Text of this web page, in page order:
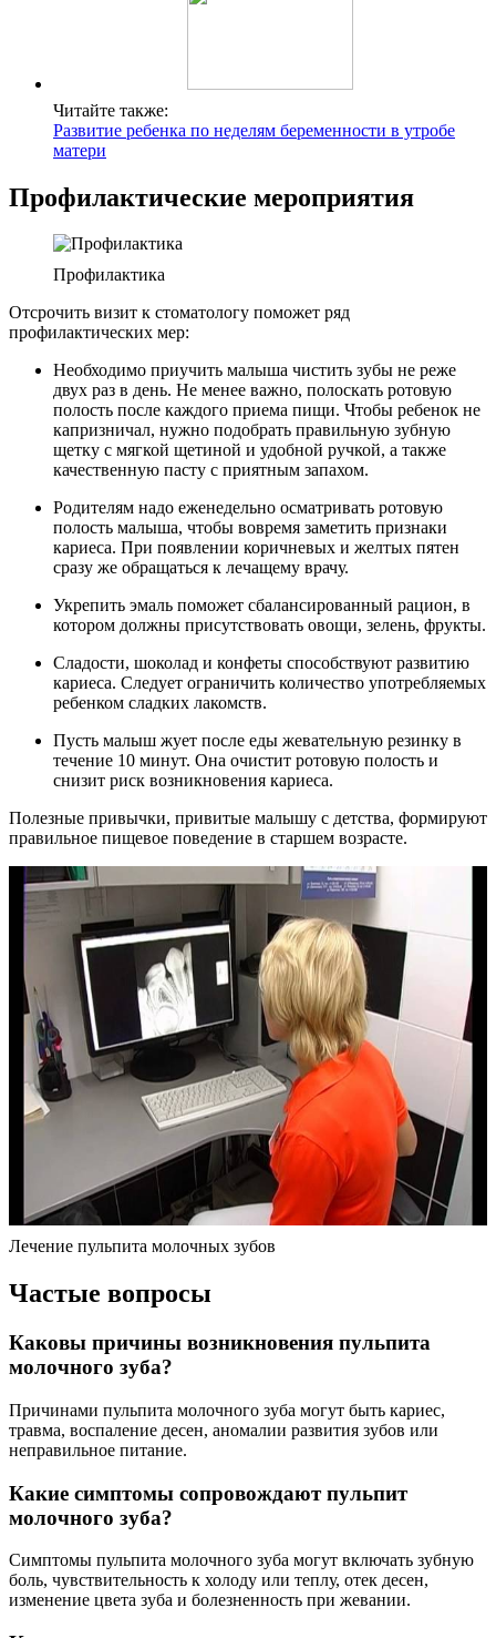
Читайте также:
Развитие ребенка по неделям беременности в утробе
матери
Профилактические мероприятия
Профилактика
Отсрочить визит к стоматологу поможет ряд
профилактических мер:
Необходимо приучить малыша чистить зубы не реже
двух раз в день. Не менее важно, полоскать ротовую
полость после каждого приема пищи. Чтобы ребенок не
капризничал, нужно подобрать правильную зубную
щетку с мягкой щетиной и удобной ручкой, а также
качественную пасту с приятным запахом.
Родителям надо еженедельно осматривать ротовую
полость малыша, чтобы вовремя заметить признаки
кариеса. При появлении коричневых и желтых пятен
сразу же обращаться к лечащему врачу.
Укрепить эмаль поможет сбалансированный рацион, в
котором должны присутствовать овощи, зелень, фрукты.
Сладости, шоколад и конфеты способствуют развитию
кариеса. Следует ограничить количество употребляемых
ребенком сладких лакомств.
Пусть малыш жует после еды жевательную резинку в
течение 10 минут. Она очистит ротовую полость и
снизит риск возникновения кариеса.
Полезные привычки, привитые малышу с детства, формируют
правильное пищевое поведение в старшем возрасте.
Лечение пульпита молочных зубов
Частые вопросы
Каковы причины возникновения пульпита
молочного зуба?
Причинами пульпита молочного зуба могут быть кариес,
травма, воспаление десен, аномалии развития зубов или
неправильное питание.
Какие симптомы сопровождают пульпит
молочного зуба?
Симптомы пульпита молочного зуба могут включать зубную
боль, чувствительность к холоду или теплу, отек десен,
изменение цвета зуба и болезненность при жевании.